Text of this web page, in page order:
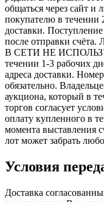
общаться через сайт и
покупателю в течении
доставки.
после отправки
В СЕТИ НЕ
течении 1-3 рабочих
адреса доставки.
обязательно.
аукциона, который в
торгов согласует
оплату купленного в
момента выставления
лот может забрать
Условия
Доставка